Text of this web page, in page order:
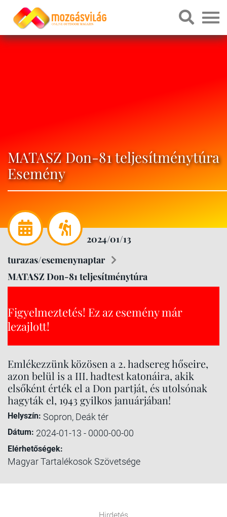
MATASZ Don-81 teljesítménytúra
Esemény
2024/01/13
turazas/esemenynaptar
MATASZ Don-81 teljesítménytúra
Figyelmeztetés! Ez az esemény már
lezajlott!
Emlékezzünk közösen a 2. hadsereg hőseire,
azon belül is a III. hadtest katonáira, akik
elsőként érték el a Don partját, és utolsónak
hagyták el, 1943 gyilkos januárjában!
Helyszín: Sopron, Deák tér
Dátum: 2024-01-13 - 0000-00-00
Elérhetőségek:
Magyar Tartalékosok Szövetsége